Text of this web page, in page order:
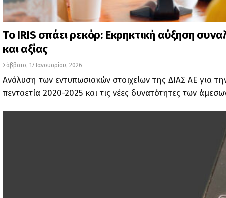
Το IRIS σπάει ρεκόρ: Εκρηκτική αύξηση
και αξίας
Σάββατο, 17 Ιανουαρίου, 2026
Ανάλυση των εντυπωσιακών στοιχείων της ΔΙΑΣ ΑΕ για
πενταετία 2020-2025 και τις νέες δυνατότητες των